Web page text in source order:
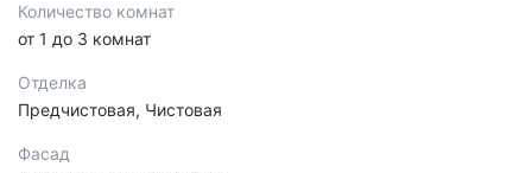
Количество комнат
от 1 до 3 комнат
Отделка
Предчистовая, Чистовая
Фасад